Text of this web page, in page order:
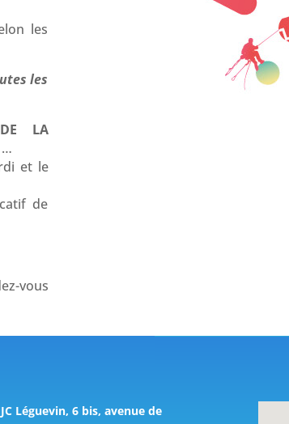
les
les
DE LA
…
et le
de
vous
Léguevin, 6 bis, avenue de